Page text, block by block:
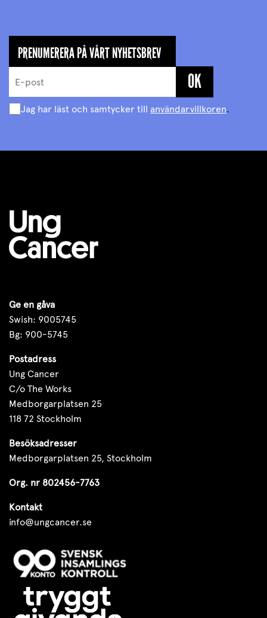
PRENUMERERA PÅ VÅRT NYHETSBREV
Jag har läst och samtycker till användarvillkoren.
Ge en gåva
Swish: 9005745
Bg: 900-5745
Postadress
Ung Cancer
C/o The Works
Medborgarplatsen 25
118 72 Stockholm
Besöksadresser
Medborgarplatsen 25, Stockholm
Org. nr 802456-7763
Kontakt
info@ungcancer.se